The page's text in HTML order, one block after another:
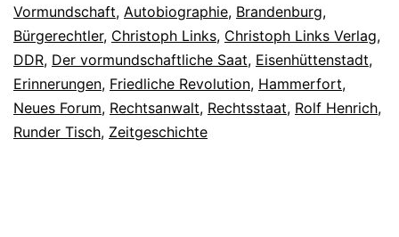
Vormundschaft, Autobiographie, Brandenburg,
Bürgerechtler, Christoph Links, Christoph Links Verlag,
DDR, Der vormundschaftliche Saat, Eisenhüttenstadt,
Erinnerungen, Friedliche Revolution, Hammerfort,
Neues Forum, Rechtsanwalt, Rechtsstaat, Rolf Henrich,
Runder Tisch, Zeitgeschichte